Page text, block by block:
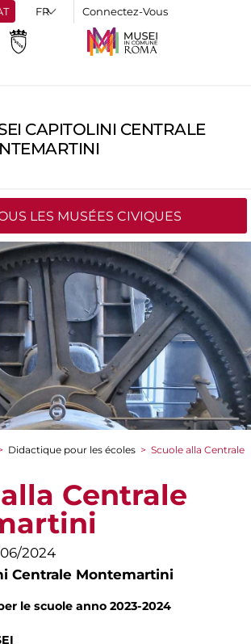
Connectez-Vous
CAPITOLINI CENTRALE
LES MUSÉES CIVIQUES
Didactique pour les écoles > Scuole alla Centrale
Centrale
2024
Centrale Montemartini
le scuole anno 2023-2024